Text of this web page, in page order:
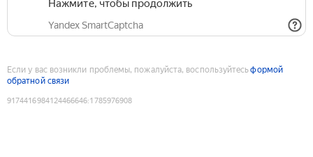
Нажмите, чтобы продолжить
Yandex SmartCaptcha
Если у вас возникли проблемы, пожалуйста, воспользуйтесьформой
обратной связи
9174416984124466646:1785976908